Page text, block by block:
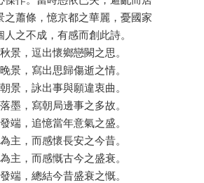
之蕭條，憶京都之華麗，憂國家
之不成，有感而創此詩。
景，逗出懷鄉戀闕之思。
景，寫出思歸傷逝之情。
景，詠出事與願違衷曲。
墨，寫朝局邊事之多故。
端，追憶當年意氣之盛。
主，而感懷長安之今昔。
主，而感慨古今之盛衰。
端，總結今昔盛衰之慨。